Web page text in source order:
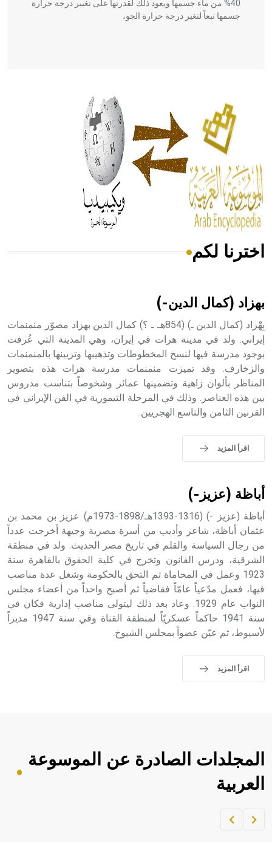
40% من ماء جسمها ويعود ذلك لقدرتها على تغيير درجة حرارة
جسمها تبعاً لتغير درجة حرارة الجو،
الحكم، الأدلة، تنظيم التغذية، ورسالته في جروح الرأس. ويعود
له الفضل بأنه حرر الطب من الدين والفلسفة.
- هل تعلم أن المرجان إفراز حيواني يتكون في البحر ويتركب
من مادة كربونات الكلسيوم، وهو أحمر أو شديد الحمرة وهو
أجود أنواعه، ويمتاز بكبر الحجم ويسمى الش
هل تعلم أن الأبسيد كلمة فرنسية اللفظ تم اعتمادها مصطلحاً
- هل تعلم أن أبجر Abgar اسم معروف جيداً يعود إلى عدد من
الملوك الذين حكموا مدينة إديسا (الرها) من أبجر الأول وحتى
التاسع، وهم ينتسبون إلى أسرة أوسروين
اخترنا لكم
بهزاد (كمال الدين-)
بِهْزاد (كمال الدين ـ) (854هـ ـ ؟) كمال الدين بهزاد مصوّر منمنمات
إيراني. ولد في مدينة هرات في إيران، وهي المدينة التي عُرفت
بوجود مدرسة فيها لنسخ المخطوطات وتذهيبها وتزيينها بالمنمنمات
والزخارف. وقد تميزت منمنمات مدرسة هرات هذه بتصوير
المناظر بألوان زاهية وتضمينها عمائر وشخوصاً بتناسب مدروس
بين هذه العناصر. وذلك في المرحلة التيمورية في الفن الإيراني في
القرنين الثامن والتاسع الهجريين.
اقرأ المزيد
أباظة (عزيز-)
أباظة (عزيز -) (1316-1393هـ/1898-1973م) عزيز بن محمد بن
عثمان أباظة، شاعر وأديب من أسرة مصرية وجيهة أخرجت عدداً
من رجال السياسة والقلم في تاريخ مصر الحديث. ولد في منطقة
الشرقية، ودرس القانون وتخرج في كلية الحقوق بالقاهرة سنة
1923 وعمل في المحاماة ثم التحق بالحكومة وشغل عدة مناصب
فيها، فعمل مدّعياً عامّاً فقاضياً ثم أصبح واحداً من أعضاء مجلس
النواب عام 1929. وعاد بعد ذلك ليتولى مناصب إدارية فكان في
سنة 1941 حاكماً عسكريّاً لمنطقة القناة وفي سنة 1947 مديراً
لأسيوط، ثم عيّن عضواً بمجلس الشيوخ.
اقرأ المزيد
المجلدات الصادرة عن الموسوعة
العربية